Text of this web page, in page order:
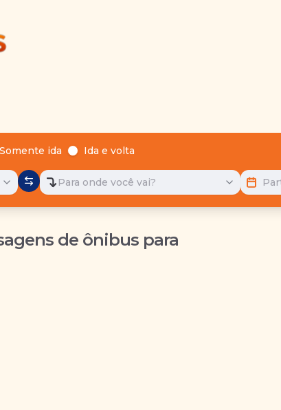
Somente ida Ida e volta
Para onde você vai?
de ônibus para